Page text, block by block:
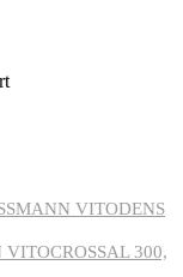
VITODENS
300,